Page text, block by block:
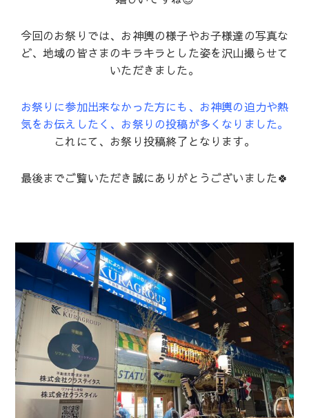
今回のお祭りでは、お神輿の様子やお子様達の写真な
ど、地域の皆さまのキラキラとした姿を沢山撮らせて
いただきました。
お祭りに参加出来なかった方にも、お神輿の迫力や熱
気をお伝えしたく、お祭りの投稿が多くなりました。
これにて、お祭り投稿終了となります。
最後までご覧いただき誠にありがとうございました🍀